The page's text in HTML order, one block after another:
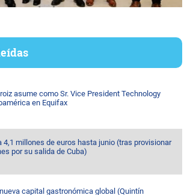
asume como Sr. Vice President Technology
en Equifax
4,1 millones de euros hasta junio (tras provisionar
por su salida de Cuba)
capital gastronómica global (Quintín